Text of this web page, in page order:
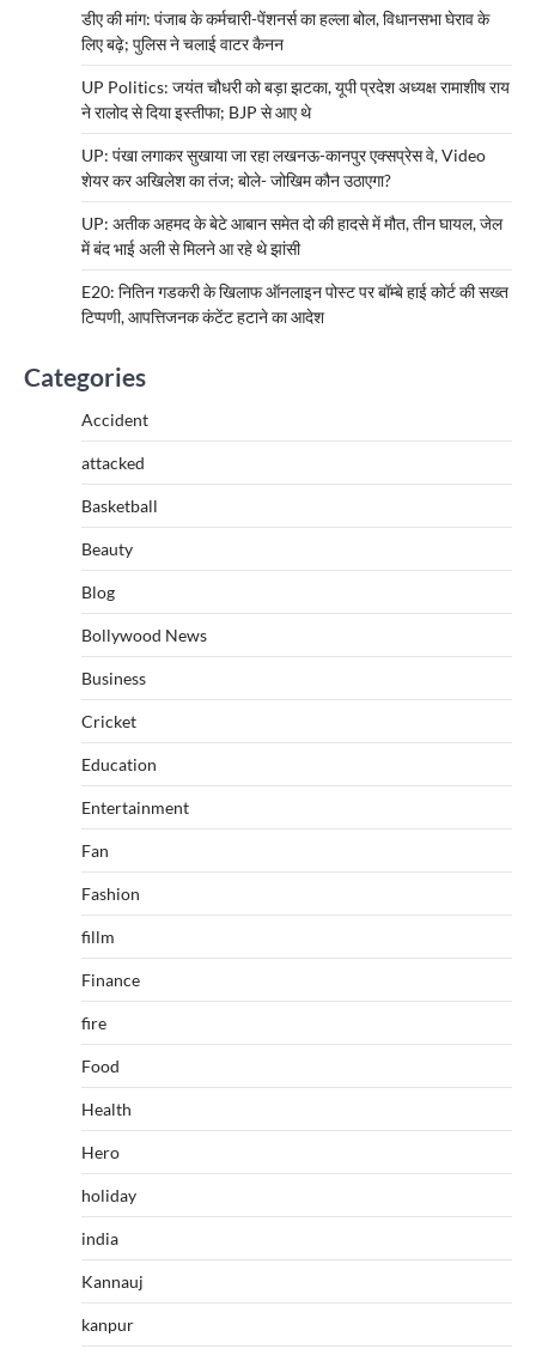
डीए की मांग: पंजाब के कर्मचारी-पेंशनर्स का हल्ला बोल, विधानसभा घेराव के
लिए बढ़े; पुलिस ने चलाई वाटर कैनन
UP Politics: जयंत चौधरी को बड़ा झटका, यूपी प्रदेश अध्यक्ष रामाशीष राय
ने रालोद से दिया इस्तीफा; BJP से आए थे
UP: पंखा लगाकर सुखाया जा रहा लखनऊ-कानपुर एक्सप्रेस वे, Video
शेयर कर अखिलेश का तंज; बोले- जोखिम कौन उठाएगा?
UP: अतीक अहमद के बेटे आबान समेत दो की हादसे में मौत, तीन घायल, जेल
में बंद भाई अली से मिलने आ रहे थे झांसी
E20: नितिन गडकरी के खिलाफ ऑनलाइन पोस्ट पर बॉम्बे हाई कोर्ट की सख्त
टिप्पणी, आपत्तिजनक कंटेंट हटाने का आदेश
Categories
Accident
attacked
Basketball
Beauty
Blog
Bollywood News
Business
Cricket
Education
Entertainment
Fan
Fashion
fillm
Finance
fire
Food
Health
Hero
holiday
india
Kannauj
kanpur